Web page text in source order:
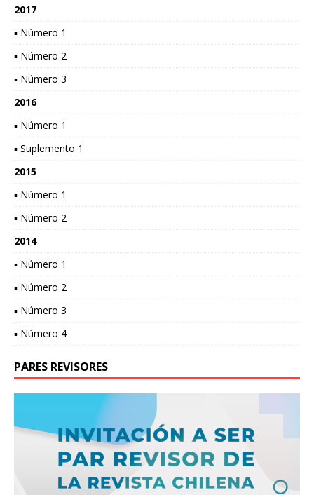
2017
▪ Número 1
▪ Número 2
▪ Número 3
2016
▪ Número 1
▪ Suplemento 1
2015
▪ Número 1
▪ Número 2
2014
▪ Número 1
▪ Número 2
▪ Número 3
▪ Número 4
PARES REVISORES